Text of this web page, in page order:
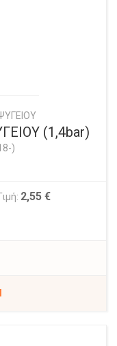
(1,4bar)
)
2,55 €